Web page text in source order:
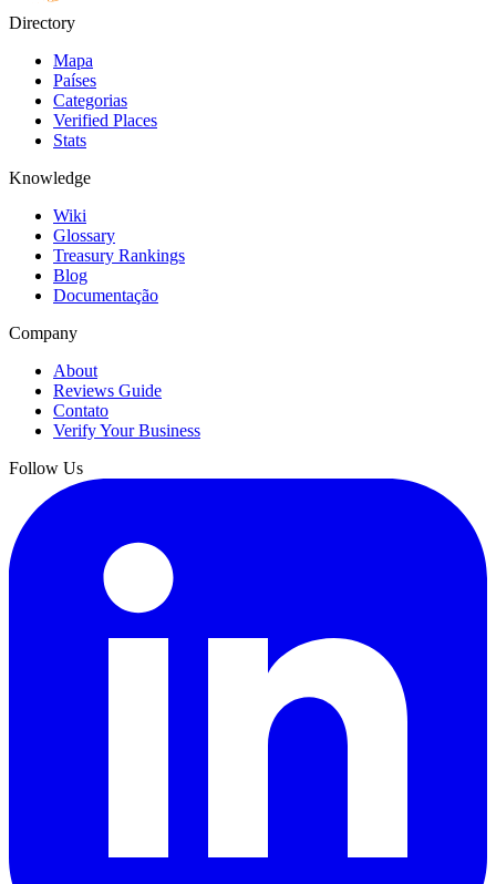
Directory
Mapa
Países
Categorias
Verified Places
Stats
Knowledge
Wiki
Glossary
Treasury Rankings
Blog
Documentação
Company
About
Reviews Guide
Contato
Verify Your Business
Follow Us